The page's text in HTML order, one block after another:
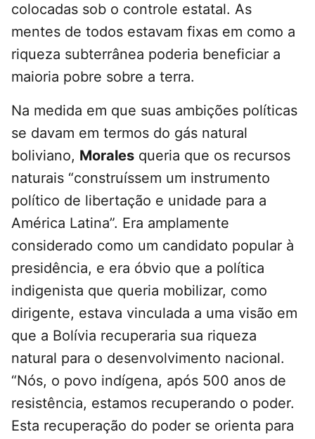
colocadas sob o controle estatal. As
mentes de todos estavam fixas em como a
riqueza subterrânea poderia beneficiar a
maioria pobre sobre a terra.
Na medida em que suas ambições políticas
se davam em termos do gás natural
boliviano, Morales queria que os recursos
naturais “construíssem um instrumento
político de libertação e unidade para a
América Latina”. Era amplamente
considerado como um candidato popular à
presidência, e era óbvio que a política
indigenista que queria mobilizar, como
dirigente, estava vinculada a uma visão em
que a Bolívia recuperaria sua riqueza
natural para o desenvolvimento nacional.
“Nós, o povo indígena, após 500 anos de
resistência, estamos recuperando o poder.
Esta recuperação do poder se orienta para